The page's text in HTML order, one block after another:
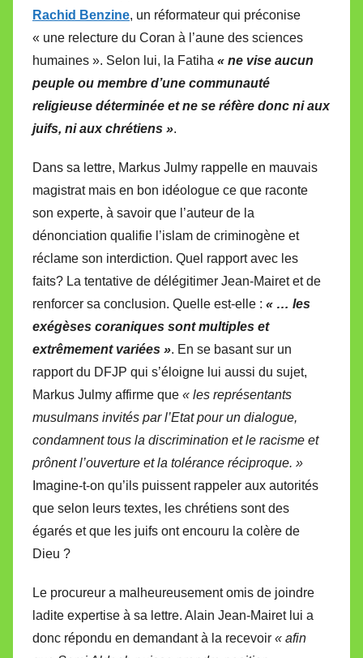
Rachid Benzine, un réformateur qui préconise
« une relecture du Coran à l’aune des sciences
humaines ». Selon lui, la Fatiha « ne vise aucun
peuple ou membre d’une communauté
religieuse déterminée et ne se réfère donc ni aux
juifs, ni aux chrétiens ».
Dans sa lettre, Markus Julmy rappelle en mauvais
magistrat mais en bon idéologue ce que raconte
son experte, à savoir que l’auteur de la
dénonciation qualifie l’islam de criminogène et
réclame son interdiction. Quel rapport avec les
faits? La tentative de délégitimer Jean-Mairet et de
renforcer sa conclusion. Quelle est-elle : « … les
exégèses coraniques sont multiples et
extrêmement variées ». En se basant sur un
rapport du DFJP qui s’éloigne lui aussi du sujet,
Markus Julmy affirme que « les représentants
musulmans invités par l’Etat pour un dialogue,
condamnent tous la discrimination et le racisme et
prônent l’ouverture et la tolérance réciproque. »
Imagine-t-on qu’ils puissent rappeler aux autorités
que selon leurs textes, les chrétiens sont des
égarés et que les juifs ont encouru la colère de
Dieu ?
Le procureur a malheureusement omis de joindre
ladite expertise à sa lettre. Alain Jean-Mairet lui a
donc répondu en demandant à la recevoir « afin